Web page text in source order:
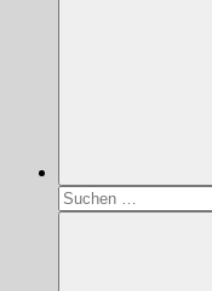
Suchen
nach: